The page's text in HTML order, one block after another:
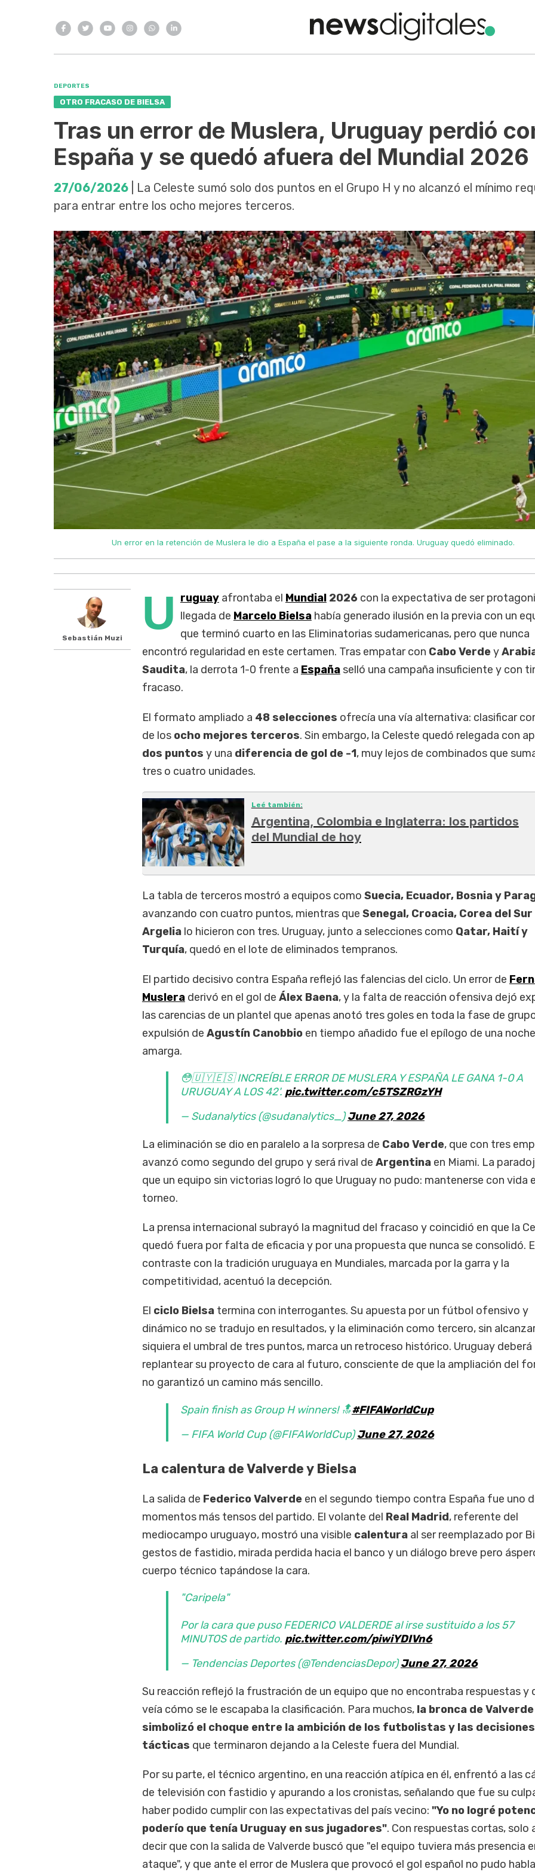
DEPORTES
OTRO FRACASO DE BIELSA
Tras un error de Muslera, Uruguay perdió
España y se quedó afuera del Mundial 2026
27/06/2026 | La Celeste sumó solo dos puntos en el Grupo H y no alcanzó el mínimo
para entrar entre los ocho mejores terceros.
Un error en la retención de Muslera le dio a España el pase a la siguiente ronda. Uruguay quedó eliminado.
Sebastián Muzi U ruguayafrontaba el Mundial2026con la expectativa de ser
llegada de Marcelo Bielsahabía generado ilusión en la previa con un
que terminó cuarto en las Eliminatorias sudamericanas, pero que nunca
encontró regularidad en este certamen. Tras empatar con Cabo Verde y
Saudita, la derrota 1-0 frente a Españaselló una campaña insuficiente y con
fracaso.
El formato ampliado a 48 selecciones ofrecía una vía alternativa: clasificar
de los ocho mejores terceros. Sin embargo, la Celeste quedó relegada con
dos puntos y una diferencia de gol de -1, muy lejos de combinados que
tres o cuatro unidades.
Leé también:
Argentina, Colombia e Inglaterra: los partidos
del Mundial de hoy
La tabla de terceros mostró a equipos como Suecia, Ecuador, Bosnia y
avanzando con cuatro puntos, mientras que Senegal, Croacia, Corea del Sur
Argelialo hicieron con tres. Uruguay, junto a selecciones como Qatar, Haití y
Turquía, quedó en el lote de eliminados tempranos.
El partido decisivo contra España reflejó las falencias del ciclo. Un error de
Musleraderivó en el gol de Álex Baena, y la falta de reacción ofensiva dejó
las carencias de un plantel que apenas anotó tres goles en toda la fase de
expulsión de Agustín Canobbioen tiempo añadido fue el epílogo de una noche
amarga.
😳🇺🇾🇪🇸 INCREÍBLE ERROR DE MUSLERA Y ESPAÑA LE GANA 1-0 A
URUGUAY A LOS 42'. pic.twitter.com/c5TSZRGzYH
— Sudanalytics (@sudanalytics_)June 27, 2026
La eliminación se dio en paralelo a la sorpresa de Cabo Verde, que con tres
avanzó como segundo del grupo y será rival de Argentinaen Miami. La
que un equipo sin victorias logró lo que Uruguay no pudo: mantenerse con vida
torneo.
La prensa internacional subrayó la magnitud del fracaso y coincidió en que la
quedó fuera por falta de eficacia y por una propuesta que nunca se consolidó.
contraste con la tradición uruguaya en Mundiales, marcada por la garra y la
competitividad, acentuó la decepción.
El ciclo Bielsatermina con interrogantes. Su apuesta por un fútbol ofensivo y
dinámico no se tradujo en resultados, y la eliminación como tercero, sin
siquiera el umbral de tres puntos, marca un retroceso histórico. Uruguay deberá
replantear su proyecto de cara al futuro, consciente de que la ampliación del
no garantizó un camino más sencillo.
Spain finish as Group H winners! 🔝#FIFAWorldCup
— FIFA World Cup (@FIFAWorldCup)June 27, 2026
La calentura de Valverde y Bielsa
La salida de Federico Valverde en el segundo tiempo contra España fue uno
momentos más tensos del partido. El volante del Real Madrid, referente del
mediocampo uruguayo, mostró una visible calenturaal ser reemplazado por
gestos de fastidio, mirada perdida hacia el banco y un diálogo breve pero
cuerpo técnico tapándose la cara.
"Caripela"
Por la cara que puso FEDERICO VALDERDE al irse sustituido a los 57
MINUTOS de partido. pic.twitter.com/piwiYDIVn6
— Tendencias Deportes (@TendenciasDepor)June 27, 2026
Su reacción reflejó la frustración de un equipo que no encontraba respuestas y
veía cómo se le escapaba la clasificación. Para muchos, la bronca de Valverde
simbolizó el choque entre la ambición de los futbolistas y las decisiones
tácticas que terminaron dejando a la Celeste fuera del Mundial.
Por su parte, el técnico argentino, en una reacción atípica en él, enfrentó a las
de televisión con fastidio y apurando a los cronistas, señalando que fue su
haber podido cumplir con las expectativas del país vecino: "Yo no logré
poderío que tenía Uruguay en sus jugadores". Con respuestas cortas, solo
decir que con la salida de Valverde buscó que "el equipo tuviera más presencia
ataque", y que ante el error de Muslera que provocó el gol español no pudo